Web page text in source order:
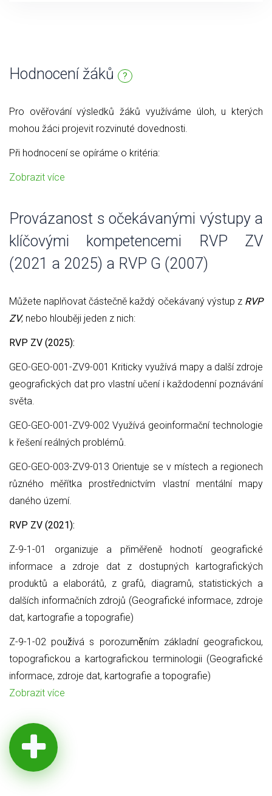
Hodnocení žáků ?
Pro ověřování výsledků žáků využíváme úloh, u kterých
mohou žáci projevit rozvinuté dovednosti.
Při hodnocení se opíráme o kritéria:
Zobrazit více
Provázanost s očekávanými výstupy a
klíčovými kompetencemi RVP ZV
(2021 a 2025) a RVP G (2007)
Můžete naplňovat částečně každý očekávaný výstup z RVP
ZV, nebo hlouběji jeden z nich:
RVP ZV (2025):
GEO-GEO-001-ZV9-001 Kriticky využívá mapy a další zdroje
geografických dat pro vlastní učení i každodenní poznávání
světa.
GEO-GEO-001-ZV9-002 Využívá geoinformační technologie
k řešení reálných problémů.
GEO-GEO-003-ZV9-013 Orientuje se v místech a regionech
různého měřítka prostřednictvím vlastní mentální mapy
daného území.
RVP ZV (2021):
Z-9-1-01 organizuje a přiměřeně hodnotí geografické
informace a zdroje dat z dostupných kartografických
produktů a elaborátů, z grafů, diagramů, statistických a
dalších informačních zdrojů (Geografické informace, zdroje
dat, kartografie a topografie)
Z-9-1-02 používá s porozuměním základní geografickou,
topografickou a kartografickou terminologii (Geografické
informace, zdroje dat, kartografie a topografie)
Zobrazit více